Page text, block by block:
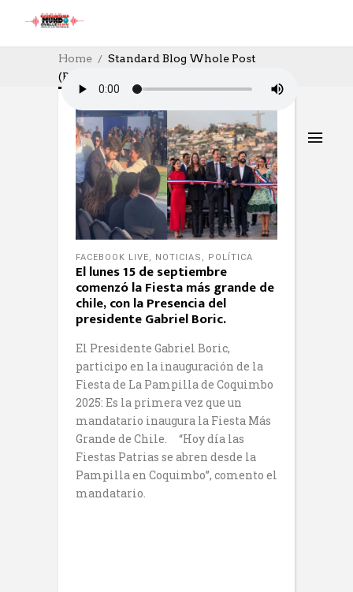
Home
Standard Blog Whole Post
(Page 41)
FACEBOOK LIVE, NOTICIAS , POLÍTICA
El lunes 15 de septiembre
comenzó la Fiesta más grande de
chile, con la Presencia del
presidente Gabriel Boric.
El Presidente Gabriel Boric,
participo en la inauguración de la
Fiesta de La Pampilla de Coquimbo
2025: Es la primera vez que un
mandatario inaugura la Fiesta Más
Grande de Chile. “Hoy día las
Fiestas Patrias se abren desde la
Pampilla en Coquimbo”, comento el
mandatario.